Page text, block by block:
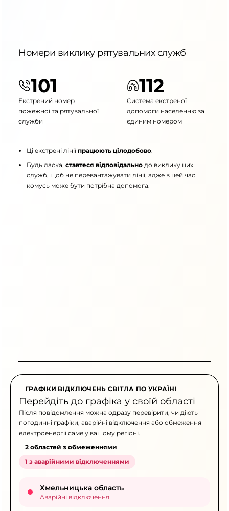
Номери виклику рятувальних служб
101
Екстрений номер
пожежної та рятувальної
служби
112
Система екстреної
допомоги населенню за
єдиним номером
Ці екстрені лінії працюють цілодобово.
Будь ласка, ставтеся відповідально до виклику цих
служб, щоб не перевантажувати лінії, адже в цей час
комусь може бути потрібна допомога.
ГРАФІКИ ВІДКЛЮЧЕНЬ СВІТЛА ПО УКРАЇНІ
Перейдіть до графіка у своїй області
Після повідомлення можна одразу перевірити, чи діють
погодинні графіки, аварійні відключення або обмеження
електроенергії саме у вашому регіоні.
2 областей з обмеженнями
1 з аварійними відключеннями
Хмельницька область
Аварійні відключення